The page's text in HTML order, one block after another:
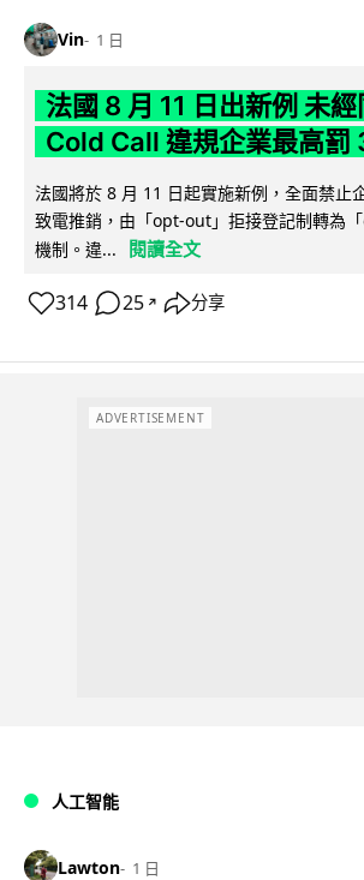
Vin 1 日
法國 8 月 11 日出新例 未
Cold Call 違規企業最高罰
法國將於 8 月 11 日起實施新例，全面禁止
致電推銷，由「opt-out」拒接登記制轉為
機制。違...
閱讀全文
314 25 ↗ 分享
ADVERTISEMENT
人工智能
Lawton 1 日